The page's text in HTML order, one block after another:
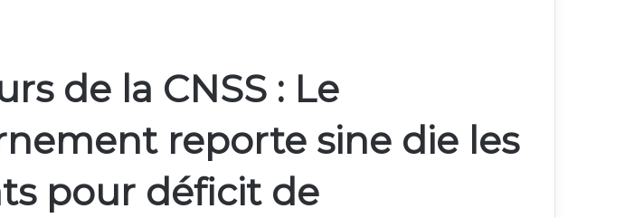
de la CNSS : Le
reporte sine die les
pour déficit de